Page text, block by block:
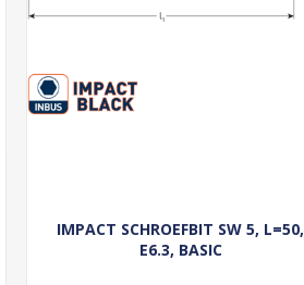
IMPACT SCHROEFBIT SW 5, L=50,
E6.3, BASIC